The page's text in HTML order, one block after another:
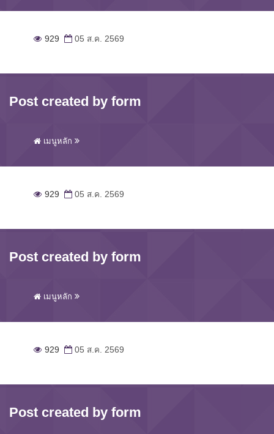
929 05 ส.ค. 2569
Post created by form
เมนูหลัก
929 05 ส.ค. 2569
Post created by form
เมนูหลัก
929 05 ส.ค. 2569
Post created by form